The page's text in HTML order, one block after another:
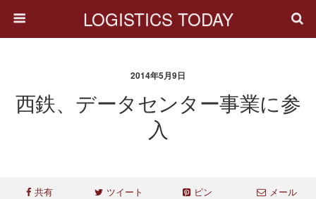
LOGISTICS TODAY
2014年5月9日
西鉄、データセンター事業に参
入
共有 ツイート ピン メール